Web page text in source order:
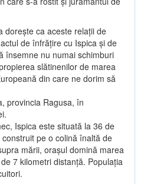
doreşte ca aceste relaţii de
de înfrăţire cu Ispica şi de
însemne nu numai schimburi
slătinenilor de marea
din care ne dorim să
provincia Ragusa, în
Ispica este situată la 36 de
pe o colină înaltă de
mării, oraşul domină marea
7 kilometri distanţă. Populaţia